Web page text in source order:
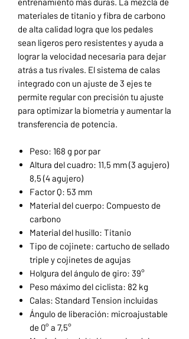
materiales de titanio y fibra de carbono
de alta calidad logra que los pedales
sean ligeros pero resistentes y ayuda a
lograr la velocidad necesaria para dejar
atrás a tus rivales. El sistema de calas
integrado con un ajuste de 3 ejes te
permite regular con precisión tu ajuste
para optimizar la biometría y aumentar la
transferencia de potencia.
Peso: 168 g por par
Altura del cuadro: 11,5 mm (3 agujero)
8,5 (4 agujero)
Factor Q: 53 mm
Material del cuerpo: Compuesto de
carbono
Material del husillo: Titanio
Tipo de cojinete: cartucho de sellado
triple y cojinetes de agujas
Holgura del ángulo de giro: 39°
Peso máximo del ciclista: 82 kg
Calas: Standard Tension incluidas
Ángulo de liberación: microajustable
de 0° a 7,5°